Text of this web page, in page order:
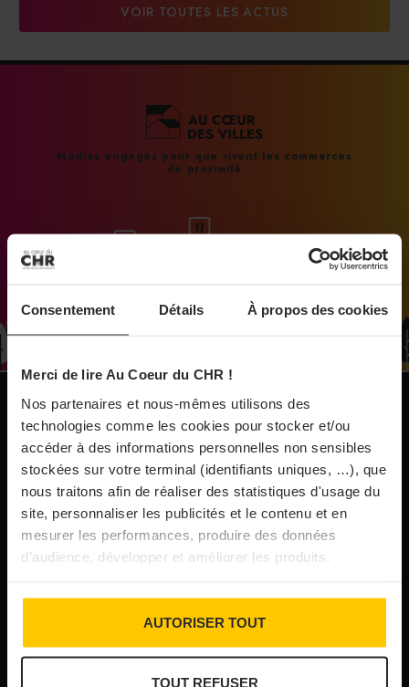
Consentement Détails À propos des cookies
Merci de lire Au Coeur du CHR !
Nos partenaires et nous-mêmes utilisons des
technologies comme les cookies pour stocker et/ou
accéder à des informations personnelles non sensibles
stockées sur votre terminal (identifiants uniques, …), que
nous traitons afin de réaliser des statistiques d'usage du
site, personnaliser les publicités et le contenu et en
mesurer les performances, produire des données
d’audience, développer et améliorer les produits.
AUTORISER TOUT
TOUT REFUSER
DalterFood Group franchit les 200 millions
31/07/2026
La Liste : La Réserve Paris de nouveau meilleur
maison de collectionneur
31/07/2026
Vins fins : la Chine affiche ses ambitions
31/07/2026
Brasserie Dupont : la bière saison, mais pas
que…
Incendies : l’aide d’urgence rehaussée à 8 000 €
pour les indépendants, l’autoroute A63 réouverte
VOIR TOUTES LES ACTUS
Médias engagés pour que vivent les commerces
de proximité
NOS PUBLICATIONS